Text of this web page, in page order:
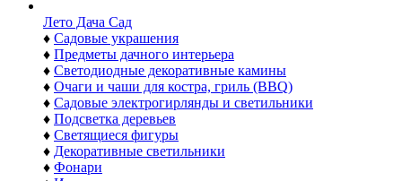
Лето Дача Сад
♦ Садовые украшения
♦ Предметы дачного интерьера
♦ Светодиодные декоративные камины
♦ Очаги и чаши для костра, гриль (BBQ)
♦ Садовые электрогирлянды и светильники
♦ Подсветка деревьев
♦ Светящиеся фигуры
♦ Декоративные светильники
♦ Фонари